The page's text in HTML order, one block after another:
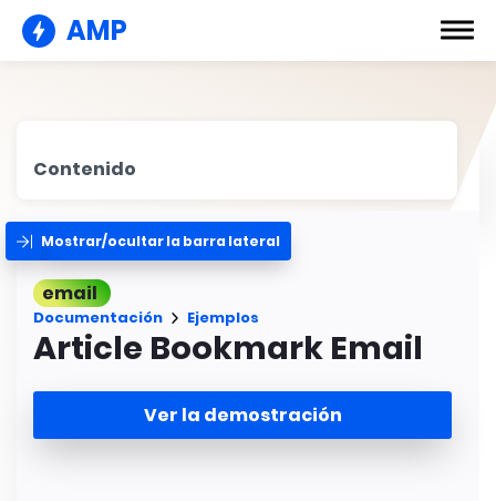
AMP
Contenido
Mostrar/ocultar la barra lateral
email
Documentación Ejemplos
Article Bookmark Email
Ver la demostración